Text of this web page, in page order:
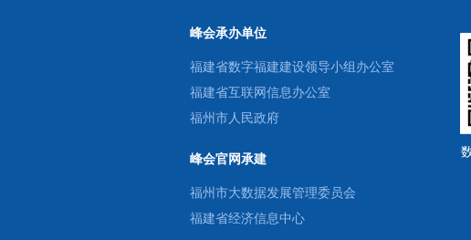
峰会承办单位
福建省数字福建建设领导小组办公室
福建省互联网信息办公室
福州市人民政府
峰会官网承建
福州市大数据发展管理委员会
福建省经济信息中心